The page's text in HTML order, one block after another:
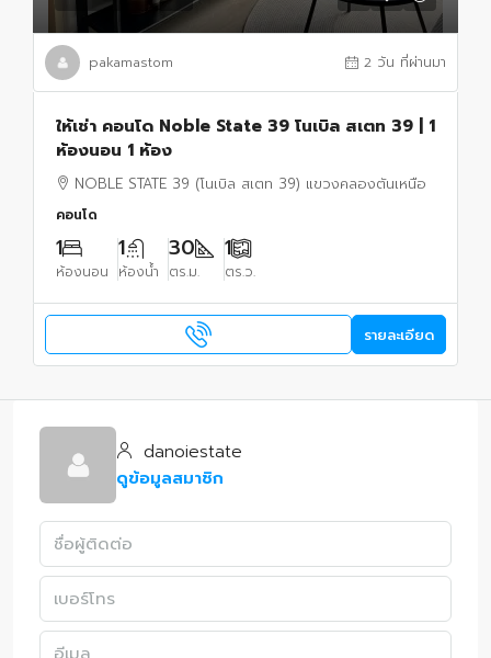
pakamastom 2 วัน ที่ผ่านมา
ให้เช่า คอนโด Noble State 39 โนเบิล สเตท 39 | 1
ห้องนอน 1 ห้อง
NOBLE STATE 39 (โนเบิล สเตท 39) แขวงคลองตันเหนือ
คอนโด
1
ห้องนอน
1
ห้องน้ำ
30
ตร.ม.
1
ตร.ว.
รายละเอียด
danoiestate
ดูข้อมูลสมาชิก